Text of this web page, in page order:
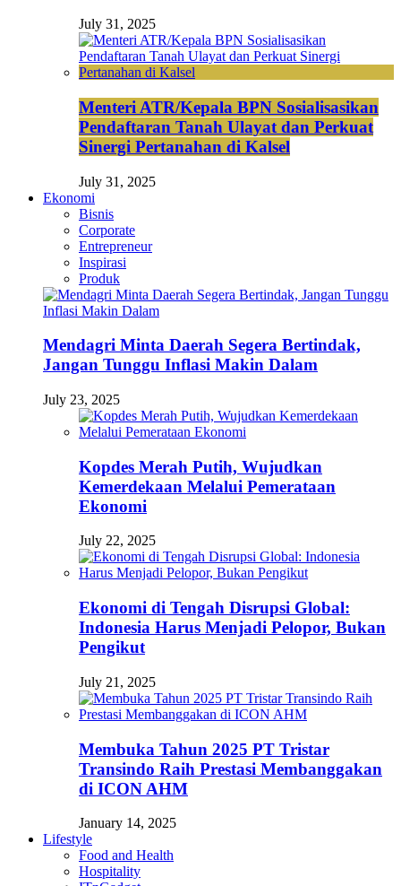
July 31, 2025
Menteri ATR/Kepala BPN Sosialisasikan
Pendaftaran Tanah Ulayat dan Perkuat
Sinergi Pertanahan di Kalsel
July 31, 2025
Ekonomi
Bisnis
Corporate
Entrepreneur
Inspirasi
Produk
Mendagri Minta Daerah Segera Bertindak,
Jangan Tunggu Inflasi Makin Dalam
July 23, 2025
Kopdes Merah Putih, Wujudkan
Kemerdekaan Melalui Pemerataan
Ekonomi
July 22, 2025
Ekonomi di Tengah Disrupsi Global:
Indonesia Harus Menjadi Pelopor, Bukan
Pengikut
July 21, 2025
Membuka Tahun 2025 PT Tristar
Transindo Raih Prestasi Membanggakan
di ICON AHM
January 14, 2025
Lifestyle
Food and Health
Hospitality